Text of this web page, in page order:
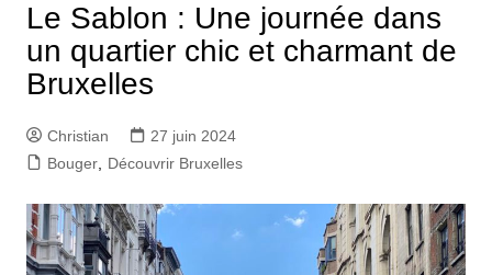
Le Sablon : Une journée dans
un quartier chic et charmant de
Bruxelles
Christian
27 juin 2024
Bouger, Découvrir Bruxelles